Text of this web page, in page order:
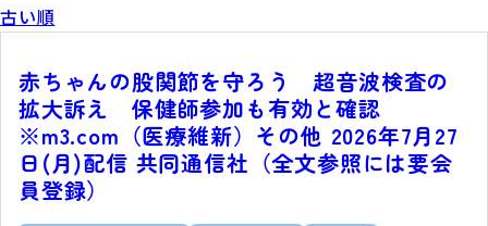
古い順
赤ちゃんの股関節を守ろう 超音波検査の
拡大訴え 保健師参加も有効と確認
※m3.com（医療維新）その他 2026年7月27
日(月)配信 共同通信社（全文参照には要会
員登録）